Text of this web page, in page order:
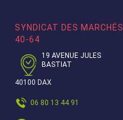
SYNDICAT DES MARCHÉS
40-64
19 AVENUE JULES
BASTIAT
40100 DAX
06 80 13 44 91